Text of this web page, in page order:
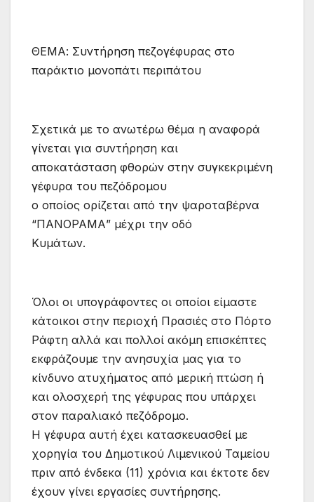
ΘΕΜΑ: Συντήρηση πεζογέφυρας στο
παράκτιο μονοπάτι περιπάτου
Σχετικά με το ανωτέρω θέμα η αναφορά
γίνεται για συντήρηση και
αποκατάσταση φθορών στην συγκεκριμένη
γέφυρα του πεζόδρομου
ο οποίος ορίζεται από την ψαροταβέρνα
“ΠΑΝΟΡΑΜΑ” μέχρι την οδό
Κυμάτων.
Όλοι οι υπογράφοντες οι οποίοι είμαστε
κάτοικοι στην περιοχή Πρασιές στο Πόρτο
Ράφτη αλλά και πολλοί ακόμη επισκέπτες
εκφράζουμε την ανησυχία μας για το
κίνδυνο ατυχήματος από μερική πτώση ή
και ολοσχερή της γέφυρας που υπάρχει
στον παραλιακό πεζόδρομο.
Η γέφυρα αυτή έχει κατασκευασθεί με
χορηγία του Δημοτικού Λιμενικού Ταμείου
πριν από ένδεκα (11) χρόνια και έκτοτε δεν
έχουν γίνει εργασίες συντήρησης.